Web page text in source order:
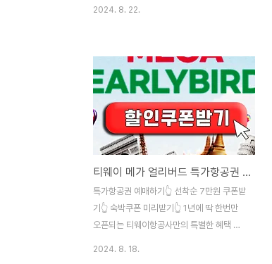
습니다. 대전시의 예산소진이 빠르게 될 경
우, 카드 신청을 해도 지원을 못받을 수 있습
니다. 위의 대전사랑카드의 사용처를 미리 파
악하셔서 마트나 생활용품, 우리 아이를 위한
학원비 지출을 하실 때 요긴하게 잘 사용하시
길 바랍니다.
2024. 8. 22.
티웨이 메가 얼리버드 특가항공권 예약안내 (2024년 8월 3째주)
특가항공권 예매하기👆 선착순 7만원 쿠폰받
기👆 숙박쿠폰 미리받기👆 1년에 딱 한번만
오픈되는 티웨이항공사만의 특별한 혜택 오
2024. 8. 18.